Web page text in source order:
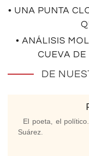
• UNA PUNTA
• ANÁLISIS
CUEVA
DE
El poeta, el
Suárez.